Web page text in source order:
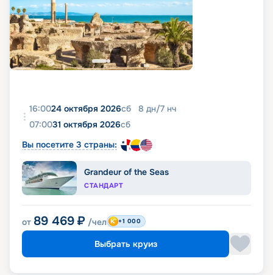
16:0024 октября 2026сб 8 дн/7 нч
07:0031 октября 2026сб
Вы посетите 3 страны:
Grandeur of the Seas
СТАНДАРТ
от 89 469 ₽ /чел +1 000
Выбрать круиз